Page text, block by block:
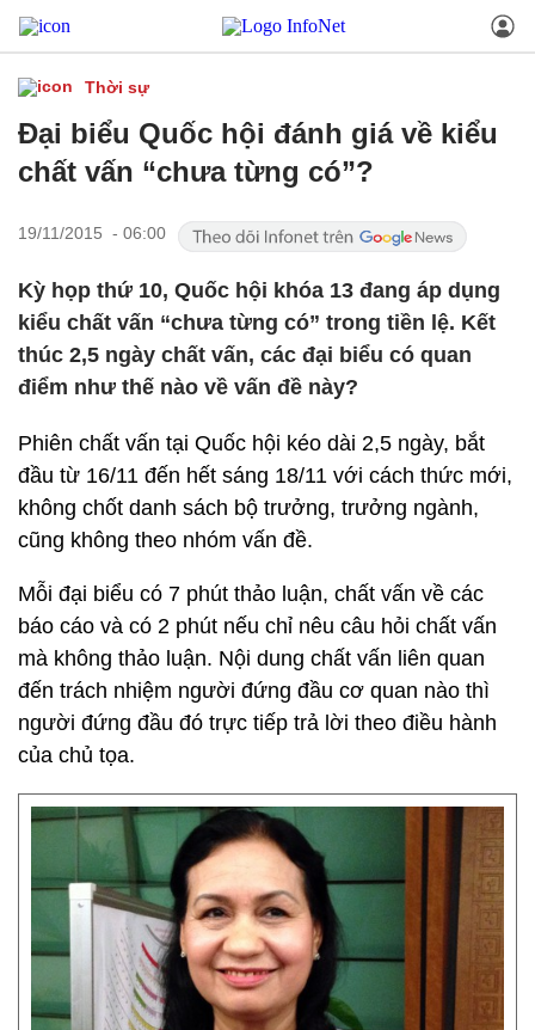
Thời sự
Đại biểu Quốc hội đánh giá về kiểu
chất vấn “chưa từng có”?
19/11/2015 - 06:00
Kỳ họp thứ 10, Quốc hội khóa 13 đang áp dụng
kiểu chất vấn “chưa từng có” trong tiền lệ. Kết
thúc 2,5 ngày chất vấn, các đại biểu có quan
điểm như thế nào về vấn đề này?
Phiên chất vấn tại Quốc hội kéo dài 2,5 ngày, bắt
đầu từ 16/11 đến hết sáng 18/11 với cách thức mới,
không chốt danh sách bộ trưởng, trưởng ngành,
cũng không theo nhóm vấn đề.
Mỗi đại biểu có 7 phút thảo luận, chất vấn về các
báo cáo và có 2 phút nếu chỉ nêu câu hỏi chất vấn
mà không thảo luận. Nội dung chất vấn liên quan
đến trách nhiệm người đứng đầu cơ quan nào thì
người đứng đầu đó trực tiếp trả lời theo điều hành
của ​chủ tọa.